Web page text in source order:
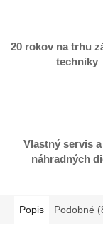
20 rokov na trhu
techniky
Vlastný servis
náhradných
Popis Podobné